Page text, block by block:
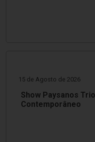
15 de Agosto de 2026
Show Paysanos
Contemporâneo